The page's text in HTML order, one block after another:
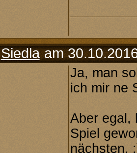
Siedlaam
Ja, man
ich mir ne
Aber egal,
Spiel
nächsten.